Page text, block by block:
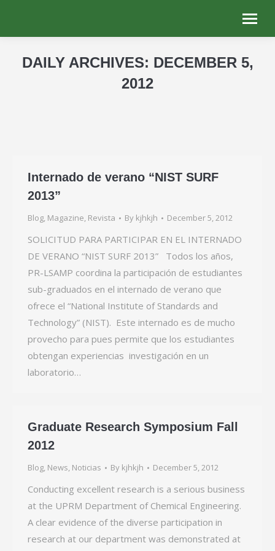
DAILY ARCHIVES: DECEMBER 5,
2012
Internado de verano “NIST SURF
2013”
Blog, Magazine, Revista By kjhkjh December 5, 2012
SOLICITUD PARA PARTICIPAR EN EL INTERNADO
DE VERANO “NIST SURF 2013” Todos los años,
PR-LSAMP coordina la participación de estudiantes
sub-graduados en el internado de verano que
ofrece el “National Institute of Standards and
Technology” (NIST). Este internado es de mucho
provecho para pues permite que los estudiantes
obtengan experiencias investigación en un
laboratorio…
Graduate Research Symposium Fall
2012
Blog, News, Noticias By kjhkjh December 5, 2012
Conducting excellent research is a serious business
at the UPRM Department of Chemical Engineering.
A clear evidence of the diverse participation in
research at our department was demonstrated at